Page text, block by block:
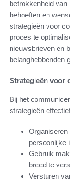
betrokkenheid van
behoeften en
strategieën voor
proces te
nieuwsbrieven en
belanghebbenden
Strategieën voor
Bij het
strategieën
Organiseren
persoonlijke
Gebruik
breed te
Versturen